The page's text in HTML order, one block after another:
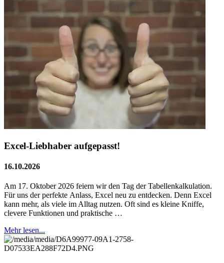
Excel-Liebhaber aufgepasst!
16.10.2026
Am 17. Oktober 2026 feiern wir den Tag der Tabellenkalkulation.
Für uns der perfekte Anlass, Excel neu zu entdecken. Denn Excel
kann mehr, als viele im Alltag nutzen. Oft sind es kleine Kniffe,
clevere Funktionen und praktische …
Mehr lesen...